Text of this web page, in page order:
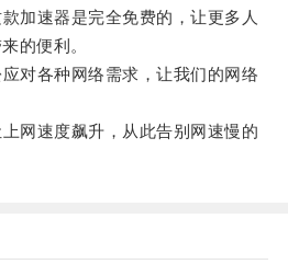
速器是完全免费的，让更多人
的便利。
各种网络需求，让我们的网络
速度飙升，从此告别网速慢的